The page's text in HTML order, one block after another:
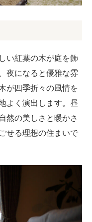
い紅葉の木が庭を飾
夜になると優雅な雰
が四季折々の風情を
よく演出します。昼
然の美しさと暖かさ
せる理想の住まいで